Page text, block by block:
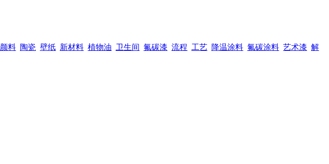
颜料 陶瓷 壁纸 新材料 植物油 卫生间 氟碳漆 流程 工艺 降温涂料 氟碳涂料 艺术漆 解